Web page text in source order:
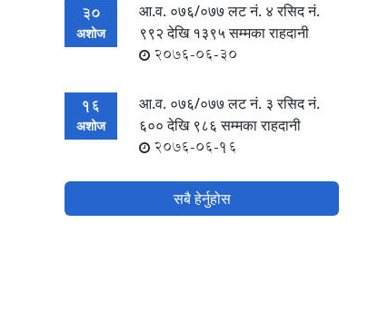
30
अशोज
आ.व. ०७६/०७७ लट नं. ४ रसिद नं‍.
९९२ देखि १३९५ सम्मका राहदानी
2076-06-30
16
अशोज
आ.व. ०७६/०७७ लट नं. ३ रसिद नं‍.
६०० देखि ९८६ सम्मका राहदानी
2076-06-16
सबै हेर्नुहोस